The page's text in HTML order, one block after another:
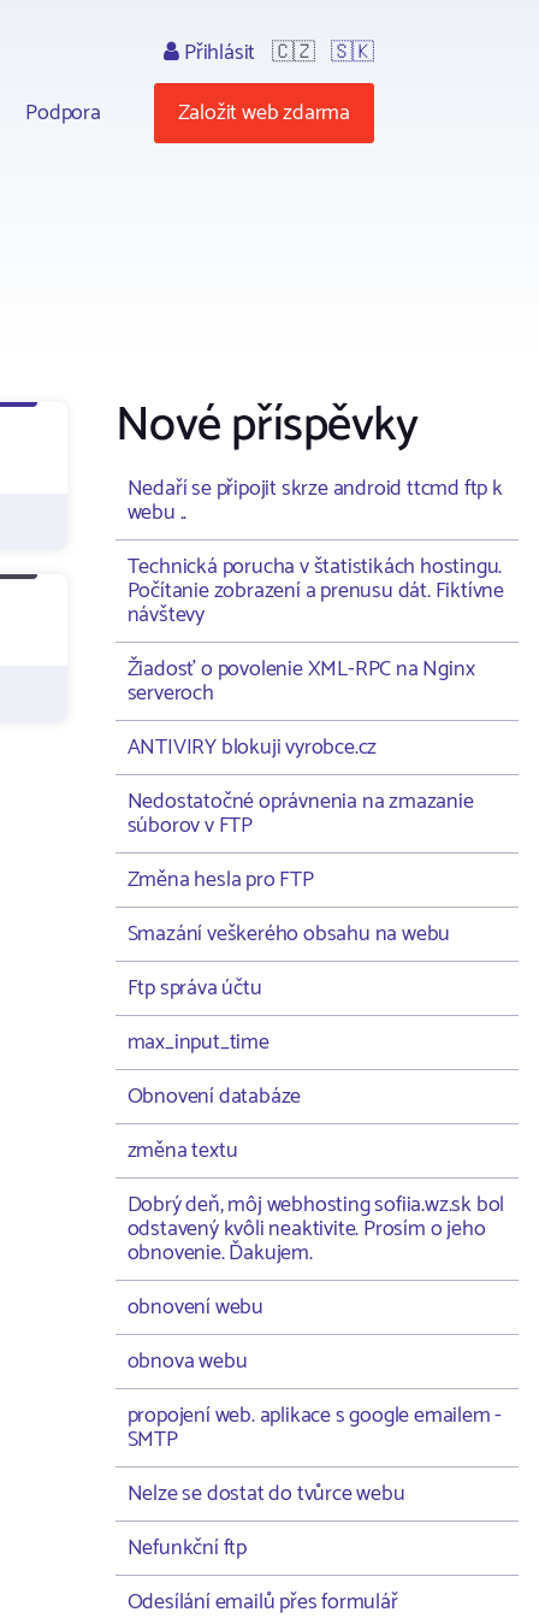
Podpora
Přihlásit 🇨🇿 🇸🇰
Založit web zdarma
Nové příspěvky
Nedaří se připojit skrze android ttcmd ftp k
webu ..
Technická porucha v štatistikách hostingu.
Počítanie zobrazení a prenusu dát. Fiktívne
návštevy
Žiadosť o povolenie XML-RPC na Nginx
serveroch
ANTIVIRY blokuji vyrobce.cz
Nedostatočné oprávnenia na zmazanie
súborov v FTP
Změna hesla pro FTP
Smazání veškerého obsahu na webu
Ftp správa účtu
max_input_time
Obnovení databáze
změna textu
Dobrý deň, môj webhosting sofiia.wz.sk bol
odstavený kvôli neaktivite. Prosím o jeho
obnovenie. Ďakujem.
obnovení webu
obnova webu
propojení web. aplikace s google emailem -
SMTP
Nelze se dostat do tvůrce webu
Nefunkční ftp
Odesílání emailů přes formulář